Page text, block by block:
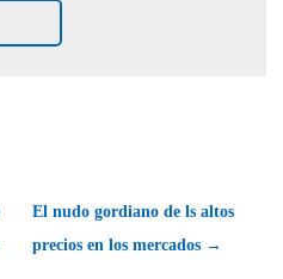
El nudo gordiano de ls altos
precios en los mercados →